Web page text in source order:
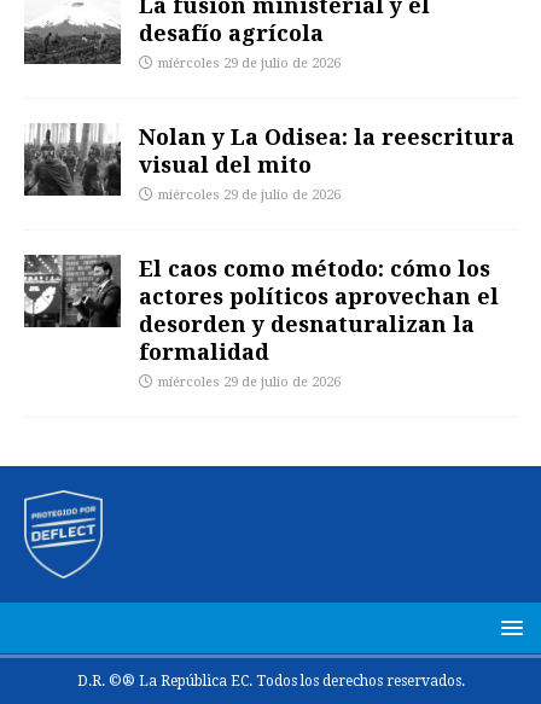
desafío agrícola
miércoles 29 de julio de 2026
Nolan y La Odisea: la reescritura
visual del mito
miércoles 29 de julio de 2026
El caos como método: cómo los
actores políticos aprovechan el
desorden y desnaturalizan la
formalidad
miércoles 29 de julio de 2026
D.R. ©® La República EC. Todos los derechos reservados.